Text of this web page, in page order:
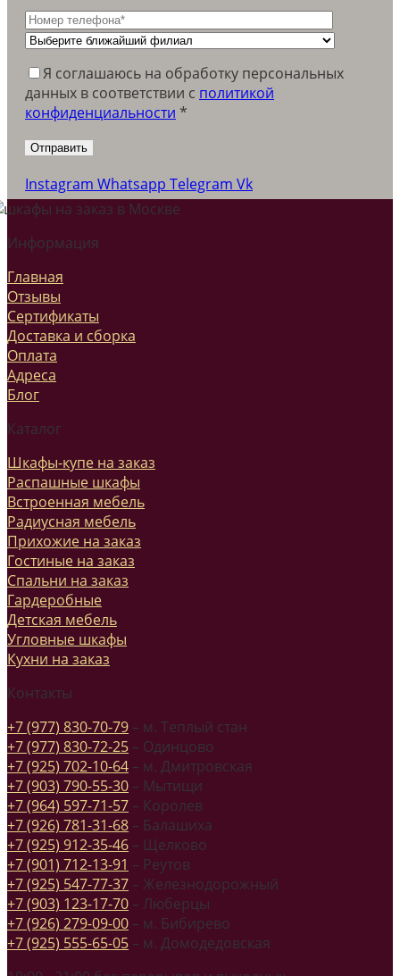
Я соглашаюсь на обработку персональных
данных в соответствии c политикой
конфиденциальности *
Instagram Whatsapp Telegram Vk
Информация
Главная
Отзывы
Сертификаты
Доставка и сборка
Оплата
Адреса
Блог
Каталог
Шкафы-купе на заказ
Распашные шкафы
Встроенная мебель
Радиусная мебель
Прихожие на заказ
Гостиные на заказ
Спальни на заказ
Гардеробные
Детская мебель
Угловные шкафы
Кухни на заказ
Контакты
+7 (977) 830-70-79 – м. Теплый стан
+7 (977) 830-72-25 – Одинцово
+7 (925) 702-10-64 – м. Дмитровская
+7 (903) 790-55-30 – Мытищи
+7 (964) 597-71-57 – Королев
+7 (926) 781-31-68 – Балашиха
+7 (925) 912-35-46 – Щелково
+7 (901) 712-13-91 – Реутов
+7 (925) 547-77-37 – Железнодорожный
+7 (903) 123-17-70 – Люберцы
+7 (926) 279-09-00 – м. Бибирево
+7 (925) 555-65-05 – м. Домодедовская